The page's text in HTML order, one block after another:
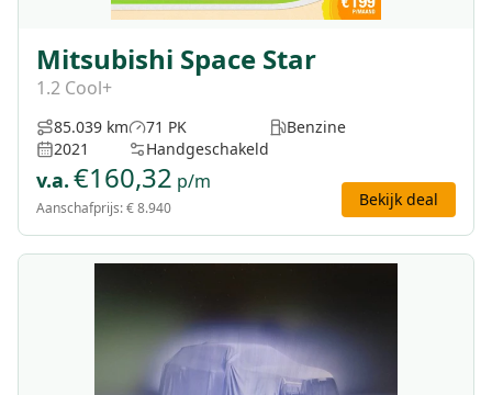
Mitsubishi Space Star
1.2 Cool+
85.039 km
2021
71 PK
Handgeschakeld
Benzine
v.a. €160,32 p/m
Aanschafprijs:€ 8.940 Bekijk deal